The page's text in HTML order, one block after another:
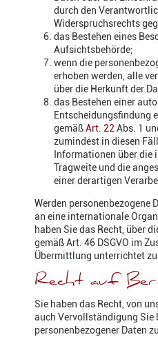
durch den
Widerspruchsrechts
das Bestehen eines
Aufsichtsbehörde;
wenn die
erhoben werden, alle
über die Herkunft der
das Bestehen einer
Entscheidungsfindung
gemäßArt. 22 Abs. 1
zumindest in diesen
Informationen über die
Tragweite und die
einer derartigen
Werden personenbezogene
an eine internationale
haben Sie das Recht, über
gemäß Art. 46 DSGVO im
Übermittlung unterrichtet zu
Recht auf
Sie haben das Recht, von
auch Vervollständigung Sie
personenbezogener Daten